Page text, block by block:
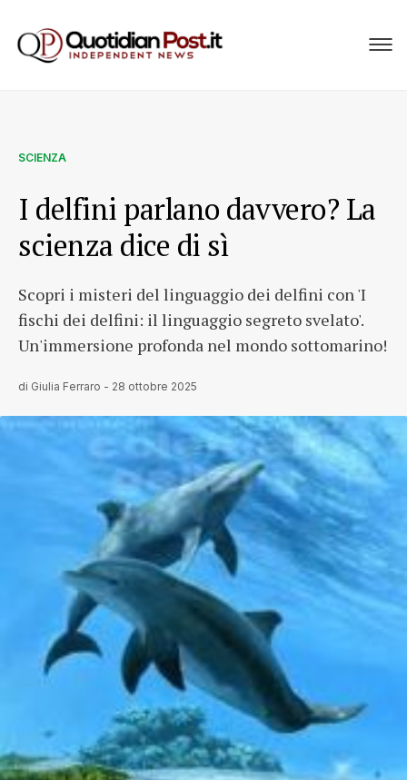
SCIENZA
I delfini parlano davvero? La
scienza dice di sì
Scopri i misteri del linguaggio dei delfini con 'I
fischi dei delfini: il linguaggio segreto svelato'.
Un'immersione profonda nel mondo sottomarino!
di Giulia Ferraro - 28 ottobre 2025